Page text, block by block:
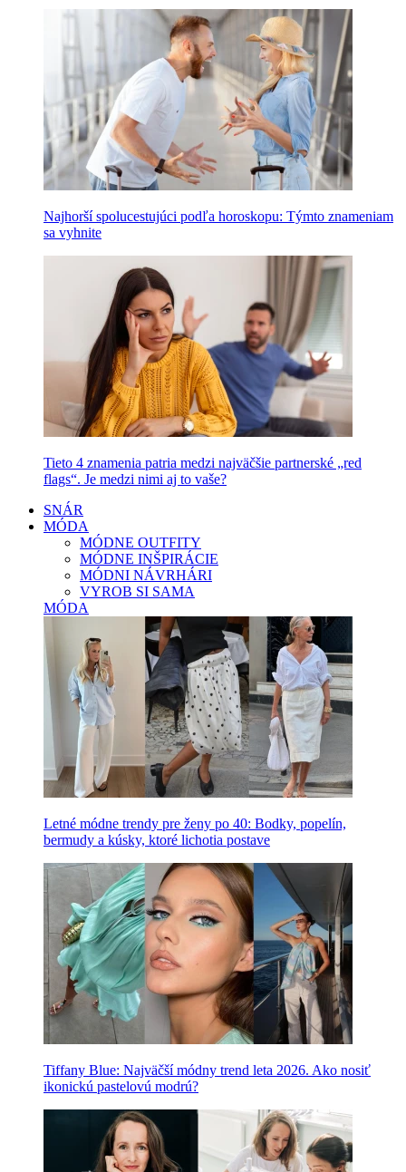
Najhorší spolucestujúci podľa horoskopu: Týmto znameniam
sa vyhnite
Tieto 4 znamenia patria medzi najväčšie partnerské „red
flags“. Je medzi nimi aj to vaše?
SNÁR
MÓDA
MÓDNE OUTFITY
MÓDNE INŠPIRÁCIE
MÓDNI NÁVRHÁRI
VYROB SI SAMA
MÓDA
Letné módne trendy pre ženy po 40: Bodky, popelín,
bermudy a kúsky, ktoré lichotia postave
Tiffany Blue: Najväčší módny trend leta 2026. Ako nosiť
ikonickú pastelovú modrú?